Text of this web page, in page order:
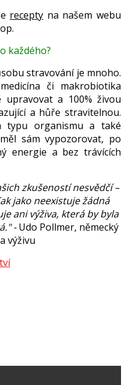
recepty na našem webu
každého?
stravování je mnoho.
či makrobiotika
a 100% živou
a hůře stravitelnou.
typu organismu a také
sám vypozorovat, po
energie a bez trávících
zkušeností nesvědčí –
jako neexistuje žádná
ani výživa, která by byla
-Udo Pollmer, německý
výživu